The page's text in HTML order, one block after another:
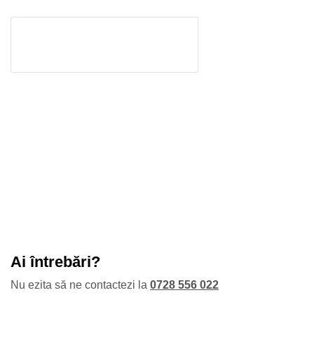
Ai întrebări?
Nu ezita să ne contactezi la 0728 556 022